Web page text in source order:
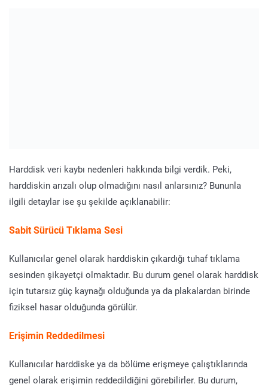
Harddisk veri kaybı nedenleri hakkında bilgi verdik. Peki,
harddiskin arızalı olup olmadığını nasıl anlarsınız? Bununla
ilgili detaylar ise şu şekilde açıklanabilir:
Sabit Sürücü Tıklama Sesi
Kullanıcılar genel olarak harddiskin çıkardığı tuhaf tıklama
sesinden şikayetçi olmaktadır. Bu durum genel olarak harddisk
için tutarsız güç kaynağı olduğunda ya da plakalardan birinde
fiziksel hasar olduğunda görülür.
Erişimin Reddedilmesi
Kullanıcılar harddiske ya da bölüme erişmeye çalıştıklarında
genel olarak erişimin reddedildiğini görebilirler. Bu durum,